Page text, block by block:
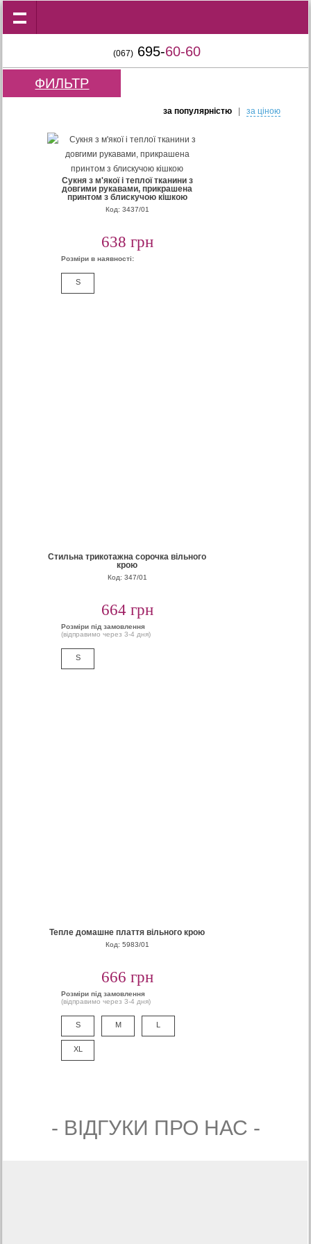
(067) 695-60-60
ФИЛЬТР
за популярнiстю| за цiною
Сукня з м'якої і теплої тканини з
довгими рукавами, прикрашена
принтом з блискучою кішкою
Код: 3437/01
638 грн
Розміри в наявності:
S
Стильна трикотажна сорочка вільного
крою
Код: 347/01
664 грн
Розміри під замовлення
(відправимо через 3-4 дня)
S
Тепле домашне плаття вільного крою
Код: 5983/01
666 грн
Розміри під замовлення
(відправимо через 3-4 дня)
S M L
XL
- ВIДГУКИ ПРО НАС -